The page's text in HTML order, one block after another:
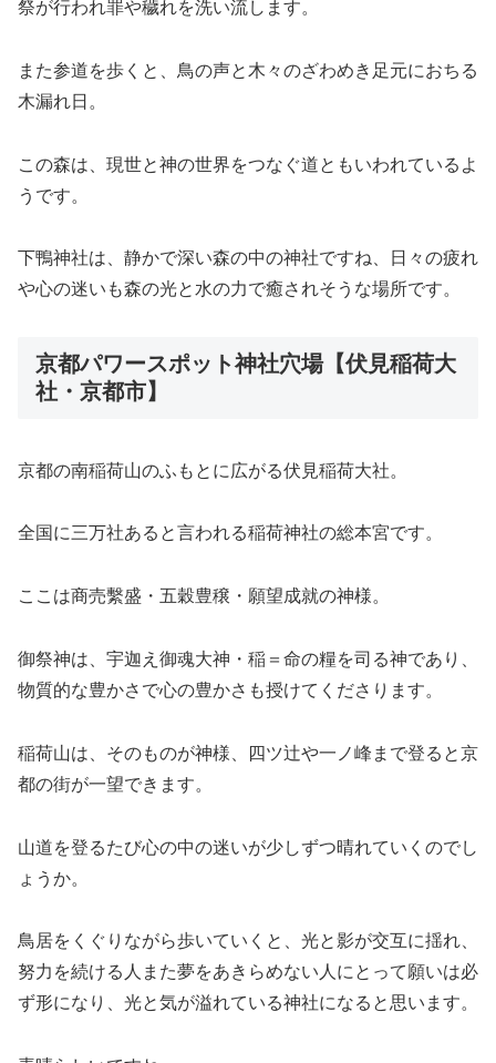
祭が行われ罪や穢れを洗い流します。
また参道を歩くと、鳥の声と木々のざわめき足元におちる
木漏れ日。
この森は、現世と神の世界をつなぐ道ともいわれているよ
うです。
下鴨神社は、静かで深い森の中の神社ですね、日々の疲れ
や心の迷いも森の光と水の力で癒されそうな場所です。
京都パワースポット神社穴場【伏見稲荷大
社・京都市】
京都の南稲荷山のふもとに広がる伏見稲荷大社。
全国に三万社あると言われる稲荷神社の総本宮です。
ここは商売繫盛・五穀豊穣・願望成就の神様。
御祭神は、宇迦え御魂大神・稲＝命の糧を司る神であり、
物質的な豊かさで心の豊かさも授けてくださります。
稲荷山は、そのものが神様、四ツ辻や一ノ峰まで登ると京
都の街が一望できます。
山道を登るたび心の中の迷いが少しずつ晴れていくのでし
ょうか。
鳥居をくぐりながら歩いていくと、光と影が交互に揺れ、
努力を続ける人また夢をあきらめない人にとって願いは必
ず形になり、光と気が溢れている神社になると思います。